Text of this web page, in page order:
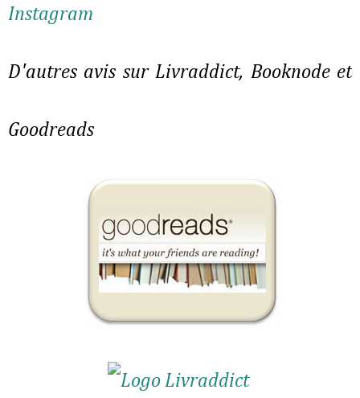
Instagram
D'autres avis sur Livraddict, Booknode et
Goodreads